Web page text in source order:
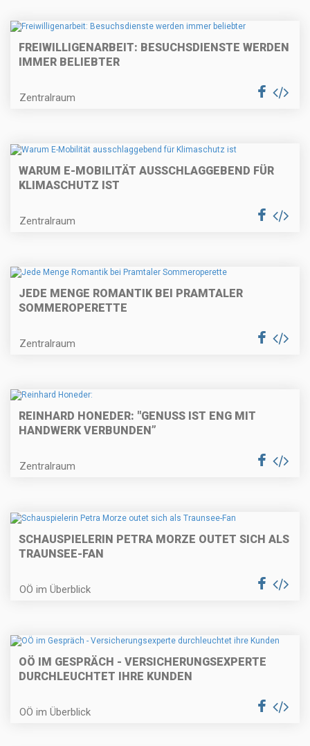
FREIWILLIGENARBEIT: BESUCHSDIENSTE WERDEN
IMMER BELIEBTER
Zentralraum
WARUM E-MOBILITÄT AUSSCHLAGGEBEND FÜR
KLIMASCHUTZ IST
Zentralraum
JEDE MENGE ROMANTIK BEI PRAMTALER
SOMMEROPERETTE
Zentralraum
REINHARD HONEDER: "GENUSS IST ENG MIT
HANDWERK VERBUNDEN”
Zentralraum
SCHAUSPIELERIN PETRA MORZE OUTET SICH ALS
TRAUNSEE-FAN
OÖ im Überblick
OÖ IM GESPRÄCH - VERSICHERUNGSEXPERTE
DURCHLEUCHTET IHRE KUNDEN
OÖ im Überblick